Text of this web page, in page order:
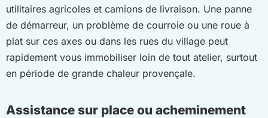
utilitaires agricoles et camions de livraison. Une panne
de démarreur, un problème de courroie ou une roue à
plat sur ces axes ou dans les rues du village peut
rapidement vous immobiliser loin de tout atelier, surtout
en période de grande chaleur provençale.
Assistance sur place ou acheminement